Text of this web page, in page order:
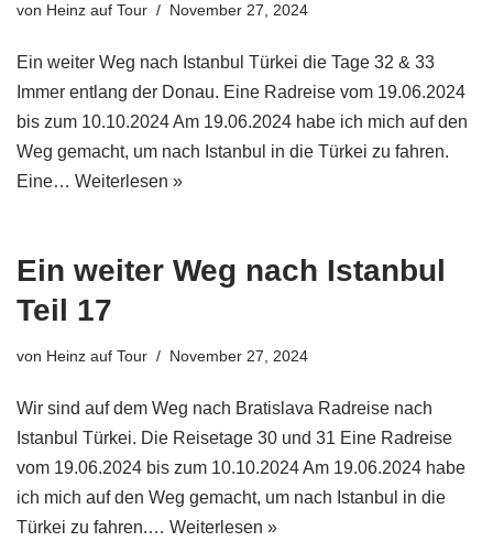
von Heinz auf Tour November 27, 2024
Ein weiter Weg nach Istanbul Türkei die Tage 32 & 33
Immer entlang der Donau. Eine Radreise vom 19.06.2024
bis zum 10.10.2024 Am 19.06.2024 habe ich mich auf den
Weg gemacht, um nach Istanbul in die Türkei zu fahren.
Eine… Weiterlesen »
Ein weiter Weg nach Istanbul
Teil 17
von Heinz auf Tour November 27, 2024
Wir sind auf dem Weg nach Bratislava Radreise nach
Istanbul Türkei. Die Reisetage 30 und 31 Eine Radreise
vom 19.06.2024 bis zum 10.10.2024 Am 19.06.2024 habe
ich mich auf den Weg gemacht, um nach Istanbul in die
Türkei zu fahren.… Weiterlesen »